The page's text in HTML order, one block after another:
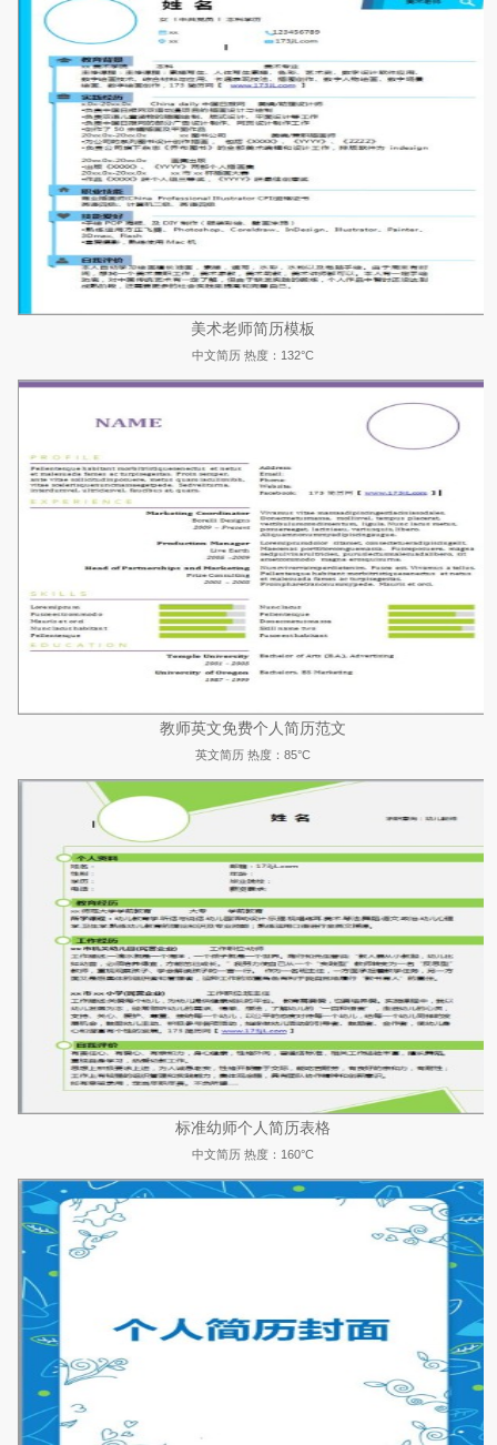
美术老师简历模板
中文简历 热度：132°C
教师英文免费个人简历范文
英文简历 热度：85°C
标准幼师个人简历表格
中文简历 热度：160°C